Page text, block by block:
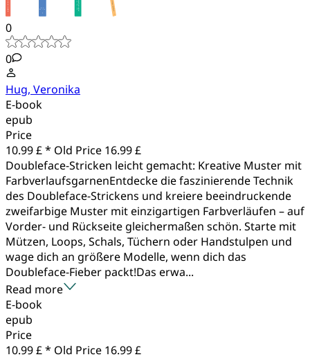
0
0
Hug, Veronika
E-book
epub
Price
10.99 £ * Old Price 16.99 £
Doubleface-Stricken leicht gemacht: Kreative Muster mit
FarbverlaufsgarnenEntdecke die faszinierende Technik
des Doubleface-Strickens und kreiere beeindruckende
zweifarbige Muster mit einzigartigen Farbverläufen – auf
Vorder- und Rückseite gleichermaßen schön. Starte mit
Mützen, Loops, Schals, Tüchern oder Handstulpen und
wage dich an größere Modelle, wenn dich das
Doubleface-Fieber packt!Das erwa...
Read more
E-book
epub
Price
10.99 £ * Old Price 16.99 £